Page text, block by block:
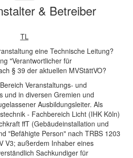
& Betreiber
TL
eine Technische Leitung?
"Verantwortlicher für
§ 39 der aktuellen MVStättVO?
Veranstaltungs- und
und in diversen Gremien und
Ausbildungsleiter. Als
- Fachbereich Licht (IHK Köln)
ffT (Gebäudeinstallation und
"Befähigte Person" nach TRBS 1203
V3; außerdem Inhaber eines
Sachkundiger für